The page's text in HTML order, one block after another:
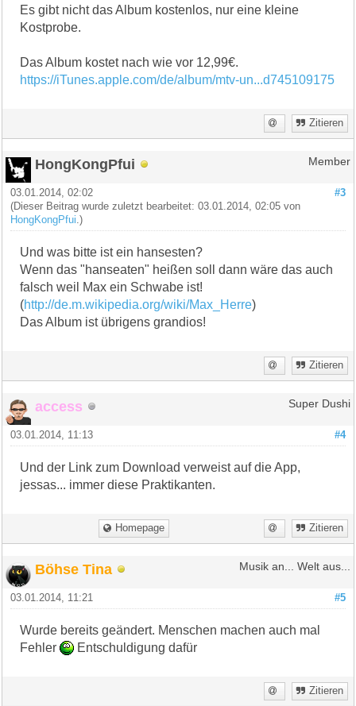
Es gibt nicht das Album kostenlos, nur eine kleine
Kostprobe.
Das Album kostet nach wie vor 12,99€.
https://iTunes.apple.com/de/album/mtv-un...d745109175
Zitieren
HongKongPfui Member
#3
03.01.2014, 02:02
(Dieser Beitrag wurde zuletzt bearbeitet: 03.01.2014, 02:05 von
HongKongPfui .)
Und was bitte ist ein hansesten?
Wenn das "hanseaten" heißen soll dann wäre das auch
falsch weil Max ein Schwabe ist!
(http://de.m.wikipedia.org/wiki/Max_Herre)
Das Album ist übrigens grandios!
Zitieren
access Super Dushi
#4
03.01.2014, 11:13
Und der Link zum Download verweist auf die App,
jessas... immer diese Praktikanten.
Homepage Zitieren
Böhse Tina Musik an... Welt aus...
#5
03.01.2014, 11:21
Wurde bereits geändert. Menschen machen auch mal
Fehler
Entschuldigung dafür
Zitieren